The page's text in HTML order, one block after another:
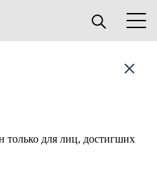
только для лиц, достигших